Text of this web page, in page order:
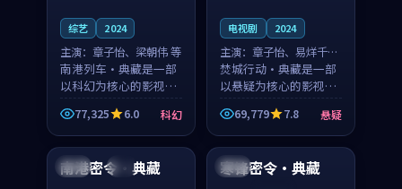
综艺 2024
主演： 章子怡、梁朝伟 等
南港列车·典藏是一部
以科幻为核心的影视作
品，围绕危机、反转与
人物成长展开，整体节
奏紧凑，值得推荐观
看。
77,325 6.0 科幻
电视剧 2024
主演： 章子怡、易烊千玺
等
焚城行动·典藏是一部
以悬疑为核心的影视作
品，围绕危机、反转与
人物成长展开，整体节
奏紧凑，值得推荐观
看。
69,779 7.8 悬疑
中国 4K
南港密令·典藏
泰国
寒锋密令·典藏